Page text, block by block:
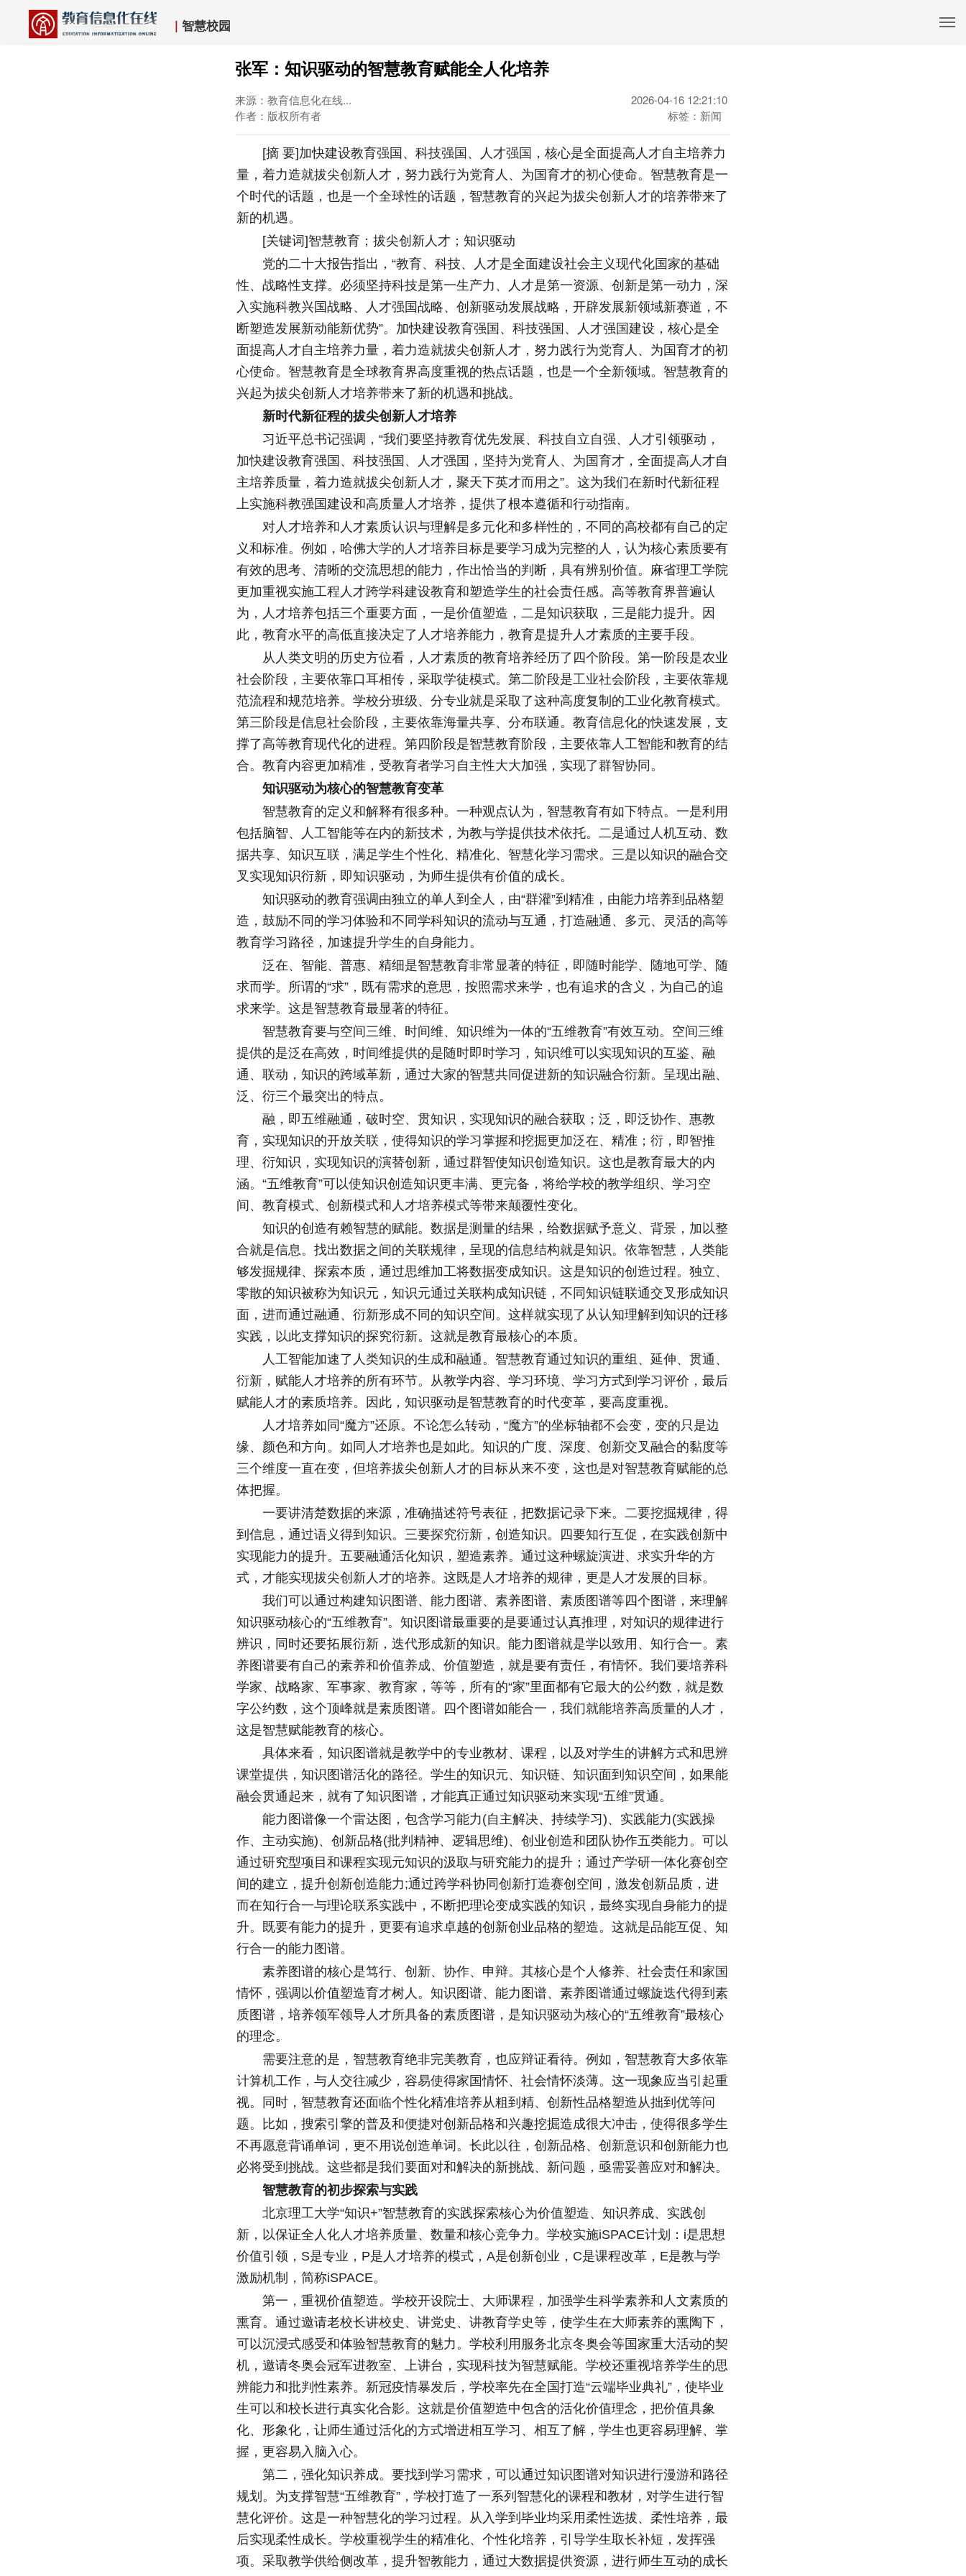
| 智慧校园
张军：知识驱动的智慧教育赋能全人化培养
来源：教育信息化在线...
2026-04-16 12:21:10
作者：版权所有者
标签：新闻
[摘 要]加快建设教育强国、科技强国、人才强国，核心是全面提高人才自主培养力
量，着力造就拔尖创新人才，努力践行为党育人、为国育才的初心使命。智慧教育是一
个时代的话题，也是一个全球性的话题，智慧教育的兴起为拔尖创新人才的培养带来了
新的机遇。
[关键词]智慧教育；拔尖创新人才；知识驱动
党的二十大报告指出，“教育、科技、人才是全面建设社会主义现代化国家的基础
性、战略性支撑。必须坚持科技是第一生产力、人才是第一资源、创新是第一动力，深
入实施科教兴国战略、人才强国战略、创新驱动发展战略，开辟发展新领域新赛道，不
断塑造发展新动能新优势”。加快建设教育强国、科技强国、人才强国建设，核心是全
面提高人才自主培养力量，着力造就拔尖创新人才，努力践行为党育人、为国育才的初
心使命。智慧教育是全球教育界高度重视的热点话题，也是一个全新领域。智慧教育的
兴起为拔尖创新人才培养带来了新的机遇和挑战。
新时代新征程的拔尖创新人才培养
习近平总书记强调，“我们要坚持教育优先发展、科技自立自强、人才引领驱动，
加快建设教育强国、科技强国、人才强国，坚持为党育人、为国育才，全面提高人才自
主培养质量，着力造就拔尖创新人才，聚天下英才而用之”。这为我们在新时代新征程
上实施科教强国建设和高质量人才培养，提供了根本遵循和行动指南。
对人才培养和人才素质认识与理解是多元化和多样性的，不同的高校都有自己的定
义和标准。例如，哈佛大学的人才培养目标是要学习成为完整的人，认为核心素质要有
有效的思考、清晰的交流思想的能力，作出恰当的判断，具有辨别价值。麻省理工学院
更加重视实施工程人才跨学科建设教育和塑造学生的社会责任感。高等教育界普遍认
为，人才培养包括三个重要方面，一是价值塑造，二是知识获取，三是能力提升。因
此，教育水平的高低直接决定了人才培养能力，教育是提升人才素质的主要手段。
从人类文明的历史方位看，人才素质的教育培养经历了四个阶段。第一阶段是农业
社会阶段，主要依靠口耳相传，采取学徒模式。第二阶段是工业社会阶段，主要依靠规
范流程和规范培养。学校分班级、分专业就是采取了这种高度复制的工业化教育模式。
第三阶段是信息社会阶段，主要依靠海量共享、分布联通。教育信息化的快速发展，支
撑了高等教育现代化的进程。第四阶段是智慧教育阶段，主要依靠人工智能和教育的结
合。教育内容更加精准，受教育者学习自主性大大加强，实现了群智协同。
知识驱动为核心的智慧教育变革
智慧教育的定义和解释有很多种。一种观点认为，智慧教育有如下特点。一是利用
包括脑智、人工智能等在内的新技术，为教与学提供技术依托。二是通过人机互动、数
据共享、知识互联，满足学生个性化、精准化、智慧化学习需求。三是以知识的融合交
叉实现知识衍新，即知识驱动，为师生提供有价值的成长。
知识驱动的教育强调由独立的单人到全人，由“群灌”到精准，由能力培养到品格塑
造，鼓励不同的学习体验和不同学科知识的流动与互通，打造融通、多元、灵活的高等
教育学习路径，加速提升学生的自身能力。
泛在、智能、普惠、精细是智慧教育非常显著的特征，即随时能学、随地可学、随
求而学。所谓的“求”，既有需求的意思，按照需求来学，也有追求的含义，为自己的追
求来学。这是智慧教育最显著的特征。
智慧教育要与空间三维、时间维、知识维为一体的“五维教育”有效互动。空间三维
提供的是泛在高效，时间维提供的是随时即时学习，知识维可以实现知识的互鉴、融
通、联动，知识的跨域革新，通过大家的智慧共同促进新的知识融合衍新。呈现出融、
泛、衍三个最突出的特点。
融，即五维融通，破时空、贯知识，实现知识的融合获取；泛，即泛协作、惠教
育，实现知识的开放关联，使得知识的学习掌握和挖掘更加泛在、精准；衍，即智推
理、衍知识，实现知识的演替创新，通过群智使知识创造知识。这也是教育最大的内
涵。“五维教育”可以使知识创造知识更丰满、更完备，将给学校的教学组织、学习空
间、教育模式、创新模式和人才培养模式等带来颠覆性变化。
知识的创造有赖智慧的赋能。数据是测量的结果，给数据赋予意义、背景，加以整
合就是信息。找出数据之间的关联规律，呈现的信息结构就是知识。依靠智慧，人类能
够发掘规律、探索本质，通过思维加工将数据变成知识。这是知识的创造过程。独立、
零散的知识被称为知识元，知识元通过关联构成知识链，不同知识链联通交叉形成知识
面，进而通过融通、衍新形成不同的知识空间。这样就实现了从认知理解到知识的迁移
实践，以此支撑知识的探究衍新。这就是教育最核心的本质。
人工智能加速了人类知识的生成和融通。智慧教育通过知识的重组、延伸、贯通、
衍新，赋能人才培养的所有环节。从教学内容、学习环境、学习方式到学习评价，最后
赋能人才的素质培养。因此，知识驱动是智慧教育的时代变革，要高度重视。
人才培养如同“魔方”还原。不论怎么转动，“魔方”的坐标轴都不会变，变的只是边
缘、颜色和方向。如同人才培养也是如此。知识的广度、深度、创新交叉融合的黏度等
三个维度一直在变，但培养拔尖创新人才的目标从来不变，这也是对智慧教育赋能的总
体把握。
一要讲清楚数据的来源，准确描述符号表征，把数据记录下来。二要挖掘规律，得
到信息，通过语义得到知识。三要探究衍新，创造知识。四要知行互促，在实践创新中
实现能力的提升。五要融通活化知识，塑造素养。通过这种螺旋演进、求实升华的方
式，才能实现拔尖创新人才的培养。这既是人才培养的规律，更是人才发展的目标。
我们可以通过构建知识图谱、能力图谱、素养图谱、素质图谱等四个图谱，来理解
知识驱动核心的“五维教育”。知识图谱最重要的是要通过认真推理，对知识的规律进行
辨识，同时还要拓展衍新，迭代形成新的知识。能力图谱就是学以致用、知行合一。素
养图谱要有自己的素养和价值养成、价值塑造，就是要有责任，有情怀。我们要培养科
学家、战略家、军事家、教育家，等等，所有的“家”里面都有它最大的公约数，就是数
字公约数，这个顶峰就是素质图谱。四个图谱如能合一，我们就能培养高质量的人才，
这是智慧赋能教育的核心。
具体来看，知识图谱就是教学中的专业教材、课程，以及对学生的讲解方式和思辨
课堂提供，知识图谱活化的路径。学生的知识元、知识链、知识面到知识空间，如果能
融会贯通起来，就有了知识图谱，才能真正通过知识驱动来实现“五维”贯通。
能力图谱像一个雷达图，包含学习能力(自主解决、持续学习)、实践能力(实践操
作、主动实施)、创新品格(批判精神、逻辑思维)、创业创造和团队协作五类能力。可以
通过研究型项目和课程实现元知识的汲取与研究能力的提升；通过产学研一体化赛创空
间的建立，提升创新创造能力;通过跨学科协同创新打造赛创空间，激发创新品质，进
而在知行合一与理论联系实践中，不断把理论变成实践的知识，最终实现自身能力的提
升。既要有能力的提升，更要有追求卓越的创新创业品格的塑造。这就是品能互促、知
行合一的能力图谱。
素养图谱的核心是笃行、创新、协作、申辩。其核心是个人修养、社会责任和家国
情怀，强调以价值塑造育才树人。知识图谱、能力图谱、素养图谱通过螺旋迭代得到素
质图谱，培养领军领导人才所具备的素质图谱，是知识驱动为核心的“五维教育”最核心
的理念。
需要注意的是，智慧教育绝非完美教育，也应辩证看待。例如，智慧教育大多依靠
计算机工作，与人交往减少，容易使得家国情怀、社会情怀淡薄。这一现象应当引起重
视。同时，智慧教育还面临个性化精准培养从粗到精、创新性品格塑造从拙到优等问
题。比如，搜索引擎的普及和便捷对创新品格和兴趣挖掘造成很大冲击，使得很多学生
不再愿意背诵单词，更不用说创造单词。长此以往，创新品格、创新意识和创新能力也
必将受到挑战。这些都是我们要面对和解决的新挑战、新问题，亟需妥善应对和解决。
智慧教育的初步探索与实践
北京理工大学“知识+”智慧教育的实践探索核心为价值塑造、知识养成、实践创
新，以保证全人化人才培养质量、数量和核心竞争力。学校实施iSPACE计划：i是思想
价值引领，S是专业，P是人才培养的模式，A是创新创业，C是课程改革，E是教与学
激励机制，简称iSPACE。
第一，重视价值塑造。学校开设院士、大师课程，加强学生科学素养和人文素质的
熏育。通过邀请老校长讲校史、讲党史、讲教育学史等，使学生在大师素养的熏陶下，
可以沉浸式感受和体验智慧教育的魅力。学校利用服务北京冬奥会等国家重大活动的契
机，邀请冬奥会冠军进教室、上讲台，实现科技为智慧赋能。学校还重视培养学生的思
辨能力和批判性素养。新冠疫情暴发后，学校率先在全国打造“云端毕业典礼”，使毕业
生可以和校长进行真实化合影。这就是价值塑造中包含的活化价值理念，把价值具象
化、形象化，让师生通过活化的方式增进相互学习、相互了解，学生也更容易理解、掌
握，更容易入脑入心。
第二，强化知识养成。要找到学习需求，可以通过知识图谱对知识进行漫游和路径
规划。为支撑智慧“五维教育”，学校打造了一系列智慧化的课程和教材，对学生进行智
慧化评价。这是一种智慧化的学习过程。从入学到毕业均采用柔性选拔、柔性培养，最
后实现柔性成长。学校重视学生的精准化、个性化培养，引导学生取长补短，发挥强
项。采取教学供给侧改革，提升智教能力，通过大数据提供资源，进行师生互动的成长